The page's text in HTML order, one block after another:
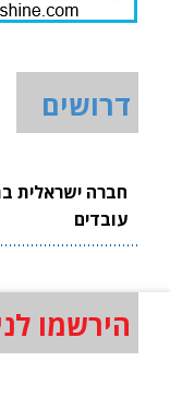
דרושים
חברה ישראלית
עובדים
הירשמו